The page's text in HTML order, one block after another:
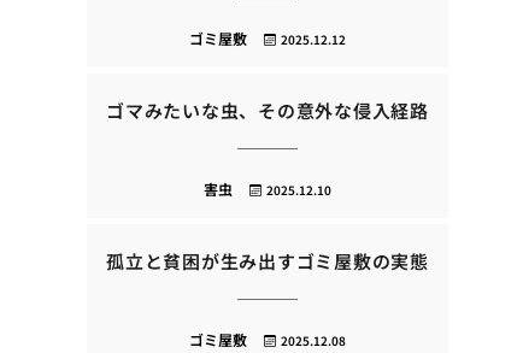
2025.12.12
ゴミ屋敷
ゴマみたいな虫、その意外な侵入経路
2025.12.10
害虫
孤立と貧困が生み出すゴミ屋敷の実態
2025.12.08
ゴミ屋敷